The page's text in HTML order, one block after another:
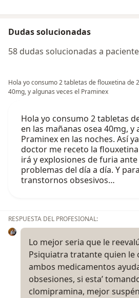
Dudas solucionadas
58 dudas solucionadas a
Hola yo consumo 2 tabletas de flouxetina de
40mg, y algunas veces el Praminex
Hola yo consumo 2 tabletas
en las mañanas osea 40mg, y
Praminex en las noches. Así
doctor me receto la
irá y explosiones de furia
problemas del día a día. Y
transtornos obsesivos…
RESPUESTA DEL PROFESIONAL:
Lo mejor seria que le
Psiquiatra tratante quien le
ambos medicamentos
obsesiones, si esta’
clomipramina, mejor